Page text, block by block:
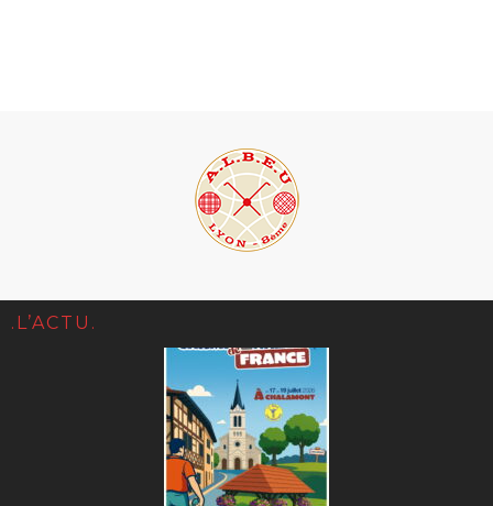
.L’ACTU.